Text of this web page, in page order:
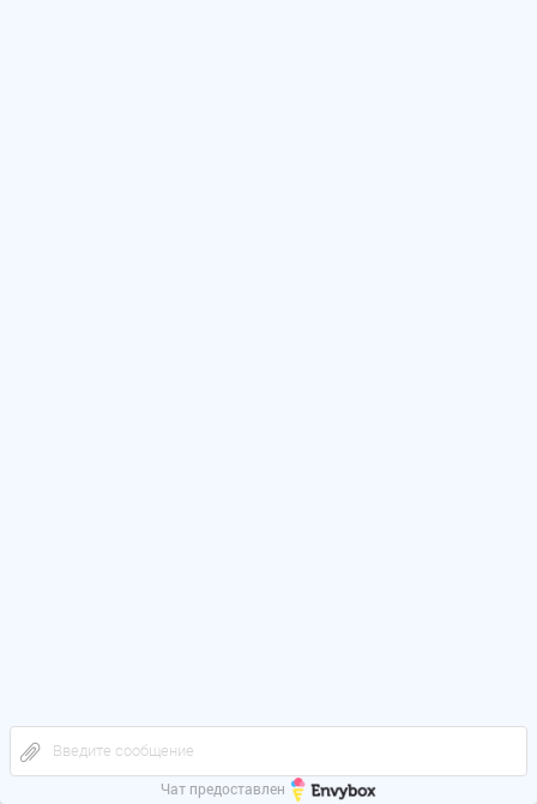
Введите сообщение
Чат предоставлен